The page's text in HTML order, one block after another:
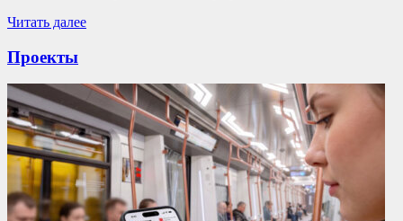
Читать далее
Проекты